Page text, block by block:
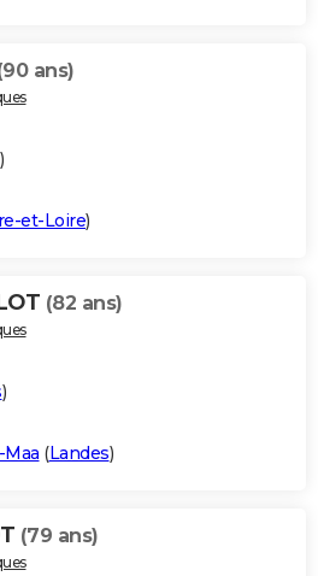
ans)
)
et-Loire)
(82 ans)
)
(Landes)
(79 ans)